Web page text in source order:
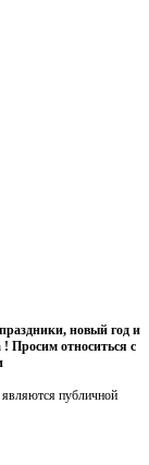
новый год и
! Просим относиться с
публичной